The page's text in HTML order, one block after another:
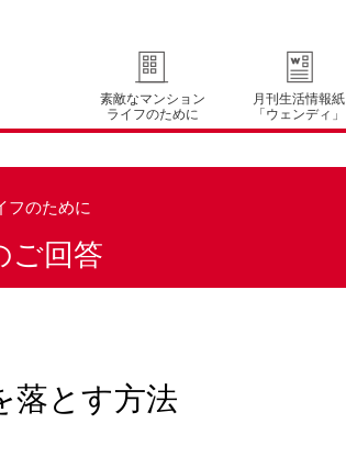
素敵なマンション
ライフのために
月刊生活情報紙
「ウェンディ」
フのために
ご回答
落とす方法